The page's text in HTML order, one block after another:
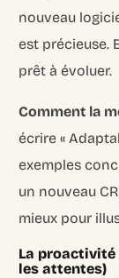
nouveau
est précieuse.
prêt à évoluer.
Comment la
écrire «
exemples
un nouveau
mieux pour
La proactivité
les attentes)